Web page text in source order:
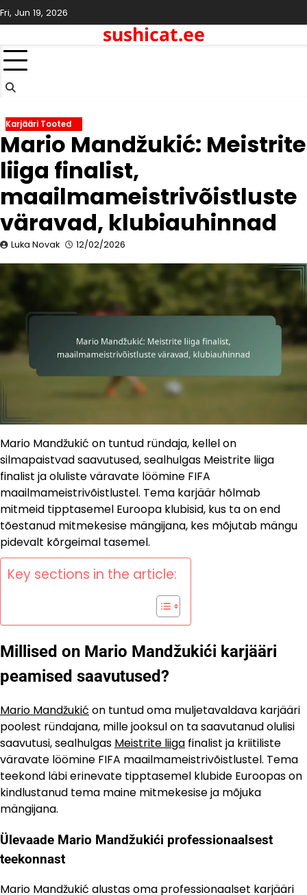
Skip
to
Fri, Jun 19, 2026
sushicat.ee
Karjääri Tooted
Mario Mandžukić: Meistrite
liiga finalist,
maailmameistrivõistluste
väravad, klubiauhinnad
Luka Novak 12/02/2026
Mario Mandžukić on tuntud ründaja, kellel on
silmapaistvad saavutused, sealhulgas Meistrite liiga
finalist ja oluliste väravate löömine FIFA
maailmameistrivõistlustel. Tema karjäär hõlmab
mitmeid tipptasemel Euroopa klubisid, kus ta on end
tõestanud mitmekesise mängijana, kes mõjutab mängu
pidevalt kõrgeimal tasemel.
Key sections in the article:
Millised on Mario Mandžukići karjääri
peamised saavutused?
Mario Mandžukić on tuntud oma muljetavaldava karjääri
poolest ründajana, mille jooksul on ta saavutanud olulisi
saavutusi, sealhulgas Meistrite liiga finalist ja kriitiliste
väravate löömine FIFA maailmameistrivõistlustel. Tema
teekond läbi erinevate tipptasemel klubide Euroopas on
kindlustanud tema maine mitmekesise ja mõjuka
mängijana.
Ülevaade Mario Mandžukići professionaalsest
teekonnast
Mario Mandžukić alustas oma professionaalset karjääri